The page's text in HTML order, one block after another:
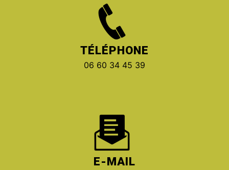
TÉLÉPHONE
06 60 34 45 39
E-MAIL